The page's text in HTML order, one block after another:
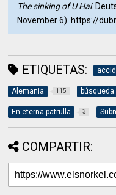
The sinking of U Hai.
November 6). https://
ETIQUETAS:
Alemania 115
En eterna patrulla 3
COMPARTIR: